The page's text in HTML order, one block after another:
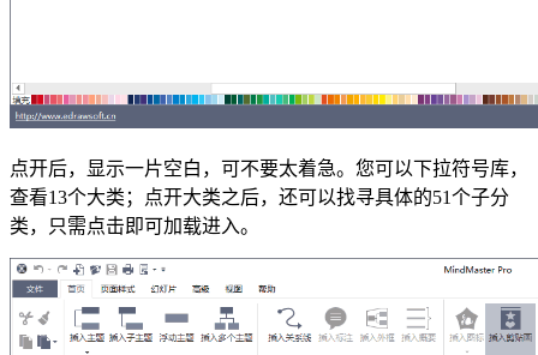
点开后，显示一片空白，可不要太着急。您可以下拉符号库，
查看13个大类；点开大类之后，还可以找寻具体的51个子分
类，只需点击即可加载进入。